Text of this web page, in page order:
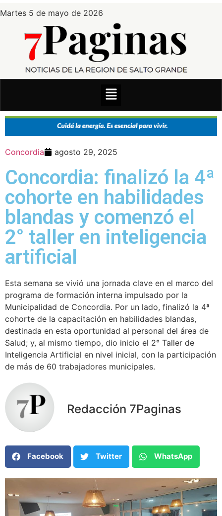
Martes 5 de mayo de 2026
Concordia agosto 29, 2025
Concordia: finalizó la 4ª
cohorte en habilidades
blandas y comenzó el
2° taller en inteligencia
artificial
Esta semana se vivió una jornada clave en el marco del
programa de formación interna impulsado por la
Municipalidad de Concordia. Por un lado, finalizó la 4ª
cohorte de la capacitación en habilidades blandas,
destinada en esta oportunidad al personal del área de
Salud; y, al mismo tiempo, dio inicio el 2° Taller de
Inteligencia Artificial en nivel inicial, con la participación
de más de 60 trabajadores municipales.
Redacción 7Paginas
Facebook Twitter WhatsApp